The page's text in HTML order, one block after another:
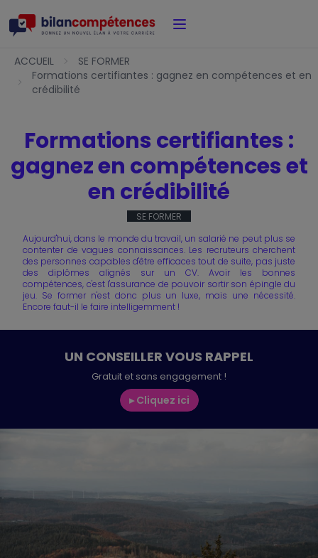
Accueil
ACCUEIL
SE FORMER
Formations certifiantes : gagnez en compétences et en
crédibilité
Formations certifiantes :
gagnez en compétences et
en crédibilité
SE FORMER
Aujourd'hui, dans le monde du travail, un salarié ne peut plus se
contenter de vagues connaissances. Les recruteurs cherchent
des personnes capables d'être efficaces tout de suite, pas juste
des diplômes alignés sur un CV. Avoir les bonnes
compétences, c'est l'assurance de pouvoir sortir son épingle du
jeu. Se former n'est donc plus un luxe, mais une nécessité.
Encore faut-il le faire intelligemment !
UN CONSEILLER VOUS RAPPEL
Gratuit et sans engagement !
▸ Cliquez ici
Présentation — Bilan de
compétences
Charte de Qualité
Nos certificats de qualité
Politique de confidentialité